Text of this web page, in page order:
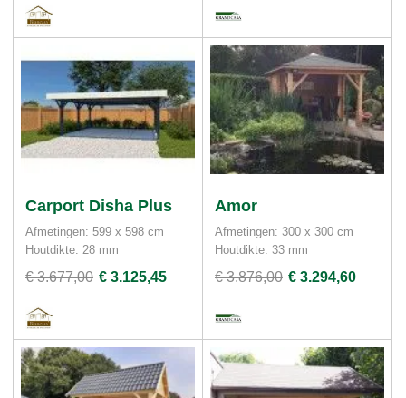
Carport Disha Plus
Afmetingen: 599 x 598 cm
Houtdikte: 28 mm
€ 3.677,00 € 3.125,45
Amor
Afmetingen: 300 x 300 cm
Houtdikte: 33 mm
€ 3.876,00 € 3.294,60